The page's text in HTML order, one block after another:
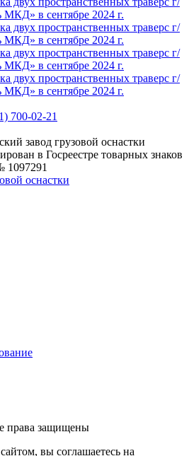
700-02-21
в Госреестре товарных знаков
1097291
права защищены
вы соглашаетесь на